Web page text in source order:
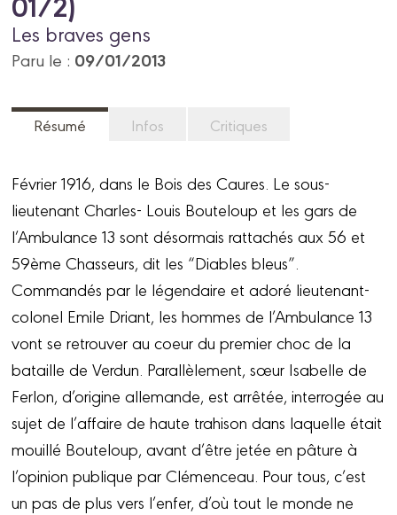
Les braves gens
Paru le : 09/01/2013
Résumé Infos Critiques
Février 1916, dans le Bois des Caures. Le sous-
lieutenant Charles- Louis Bouteloup et les gars de
l’Ambulance 13 sont désormais rattachés aux 56 et
59ème Chasseurs, dit les “Diables bleus”.
Commandés par le légendaire et adoré lieutenant-
colonel Emile Driant, les hommes de l’Ambulance 13
vont se retrouver au coeur du premier choc de la
bataille de Verdun. Parallèlement, sœur Isabelle de
Ferlon, d’origine allemande, est arrêtée, interrogée au
sujet de l’affaire de haute trahison dans laquelle était
mouillé Bouteloup, avant d’être jetée en pâture à
l’opinion publique par Clémenceau. Pour tous, c’est
un pas de plus vers l’enfer, d’où tout le monde ne